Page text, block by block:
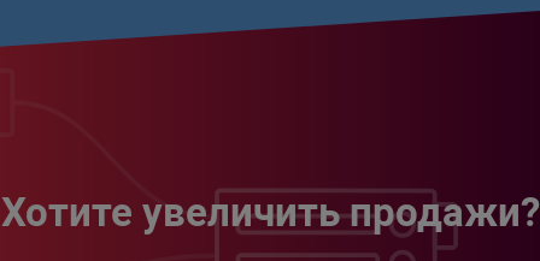
Хотите увеличить продажи?